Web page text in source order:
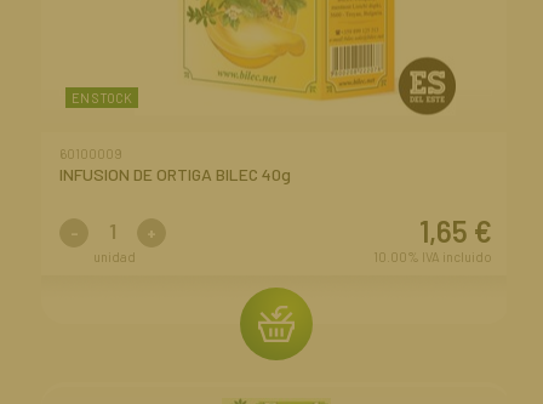
EN STOCK
60100009
INFUSION DE ORTIGA BILEC 40g
1,65 €
10.00% IVA incluido
- +
unidad